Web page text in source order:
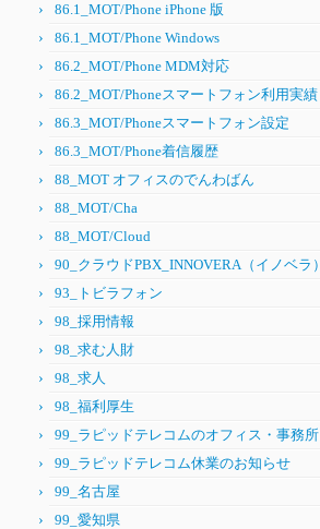
86.1_MOT/Phone iPhone 版
86.1_MOT/Phone Windows
86.2_MOT/Phone MDM対応
86.2_MOT/Phoneスマートフォン利用実績
86.3_MOT/Phoneスマートフォン設定
86.3_MOT/Phone着信履歴
88_MOT オフィスのでんわばん
88_MOT/Cha
88_MOT/Cloud
90_クラウドPBX_INNOVERA（イノベラ）
93_トビラフォン
98_採用情報
98_求む人財
98_求人
98_福利厚生
99_ラピッドテレコムのオフィス・事務所
99_ラピッドテレコム休業のお知らせ
99_名古屋
99_愛知県